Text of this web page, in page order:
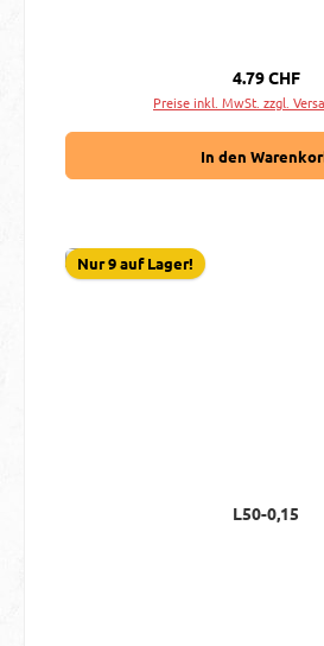
Regulärer
4.79 CHF
Preise inkl. MwSt. zzgl.
In den
Nur 9 auf Lager!
L50-0,15